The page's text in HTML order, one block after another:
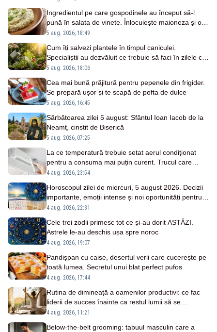
Ingredientul pe care gospodinele au început să-l
pună în salata de vinete. Înlocuiește maioneza și o
face incredibil de pufoasă
5 aug. 2026, 18:49
Cum îți salvezi plantele în timpul caniculei.
Specialiștii au dezvăluit ce trebuie să faci în zilele cu
peste 40 de grade
5 aug. 2026, 18:06
Cea mai bună prăjitură pentru pepenele din frigider.
Se prepară ușor și te scapă de pofta de dulce
5 aug. 2026, 16:45
Sărbătoarea zilei 5 august: Sfântul Ioan Iacob de la
Neamț, cinstit de Biserică
5 aug. 2026, 07:25
La ce temperatură trebuie setat aerul condiționat
pentru a consuma mai puțin curent. Trucul care
reduce factura la energie
4 aug. 2026, 23:54
Horoscopul zilei de miercuri, 5 august 2026. Decizii
importante, emoții intense și noi oportunități pentru
zodii
4 aug. 2026, 22:31
Cele trei zodii primesc tot ce și-au dorit ASTĂZI.
Astrele le-au deschis ușa spre noroc
4 aug. 2026, 19:07
Pandișpan cu caise, desertul verii care cucerește pe
toată lumea. Secretul unui blat perfect pufos
4 aug. 2026, 17:44
Rutina de dimineață a oamenilor productivi: ce fac
liderii de succes înainte ca restul lumii să se
trezească
4 aug. 2026, 11:21
Below-the-belt grooming: tabuul masculin care a